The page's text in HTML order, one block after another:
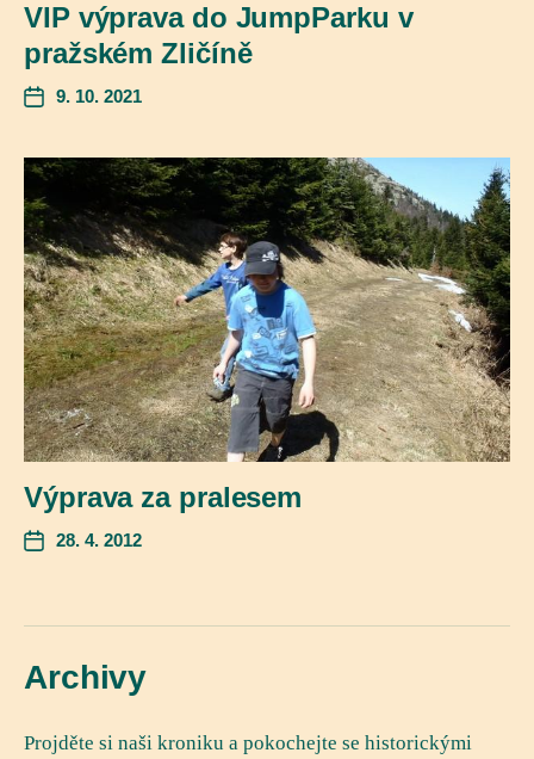
VIP výprava do JumpParku v
pražském Zličíně
9. 10. 2021
Výprava za pralesem
28. 4. 2012
Archivy
Projděte si naši kroniku a pokochejte se historickými